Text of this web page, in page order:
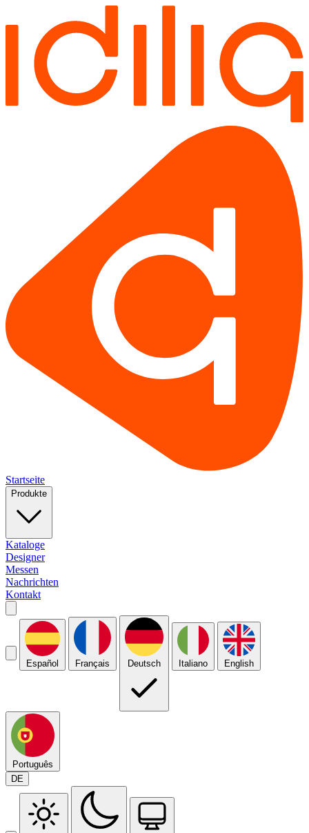
Startseite
Produkte
Kataloge
Designer
Messen
Nachrichten
Kontakt
Español Français Deutsch Italiano English
Português
DE